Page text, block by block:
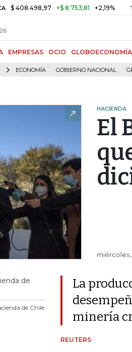
+$ 8.753,81 +2,19% TASA
EMPRESAS OCIO GLOBOECONOMÍA
ECONOMÍA GOBIERNO NACIONAL
HACIENDA
El
de
de Chile.
La
minería
REUTERS